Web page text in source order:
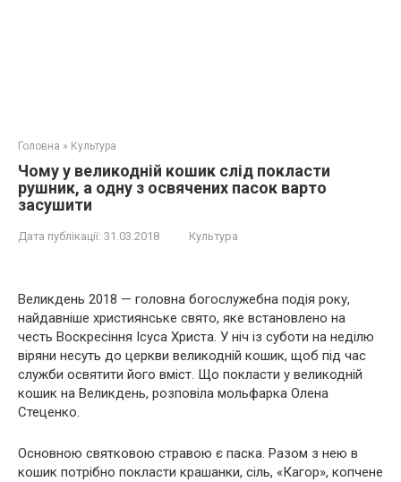
Головна » Культура
Чому у великодній кошик слід покласти
рушник, а одну з освячених пасок варто
засушити
Дата публікації: 31.03.2018 Культура
Великдень 2018 — головна богослужебна подія року,
найдавніше християнське свято, яке встановлено на
честь Воскресіння Ісуса Христа. У ніч із суботи на неділю
віряни несуть до церкви великодній кошик, щоб під час
служби освятити його вміст. Що покласти у великодній
кошик на Великдень, розповіла мольфарка Олена
Стеценко.
Основною святковою стравою є паска. Разом з нею в
кошик потрібно покласти крашанки, сіль, «Кагор», копчене